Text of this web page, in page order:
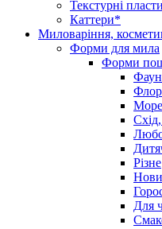
Текстурні
Каттери*
Миловаріння,
Форми для мила
Форми
Море
Різне
Для